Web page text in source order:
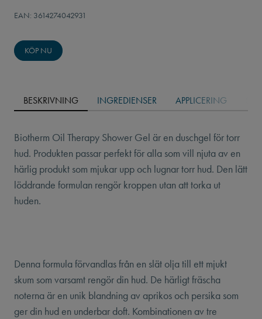
EAN: 3614274042931
KÖP NU
BESKRIVNING INGREDIENSER APPLICERING
Biotherm Oil Therapy Shower Gel är en duschgel för torr
hud. Produkten passar perfekt för alla som vill njuta av en
härlig produkt som mjukar upp och lugnar torr hud. Den lätt
löddrande formulan rengör kroppen utan att torka ut
huden.
Denna formula förvandlas från en slät olja till ett mjukt
skum som varsamt rengör din hud. De härligt fräscha
noterna är en unik blandning av aprikos och persika som
ger din hud en underbar doft. Kombinationen av tre